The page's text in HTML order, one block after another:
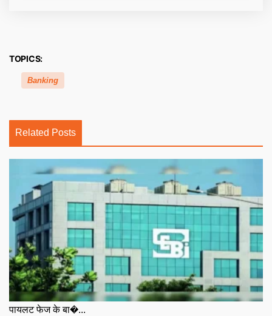
TOPICS:
Banking
Related Posts
पायलट फेज के बा�...